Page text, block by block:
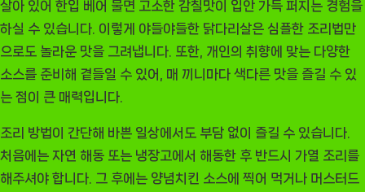
살아 있어 한입 베어 물면 고소한 감칠맛이 입안 가득 퍼지는 경험을
하실 수 있습니다. 이렇게 야들야들한 닭다리살은 심플한 조리법만
으로도 놀라운 맛을 그려냅니다. 또한, 개인의 취향에 맞는 다양한
소스를 준비해 곁들일 수 있어, 매 끼니마다 색다른 맛을 즐길 수 있
는 점이 큰 매력입니다.
조리 방법이 간단해 바쁜 일상에서도 부담 없이 즐길 수 있습니다.
처음에는 자연 해동 또는 냉장고에서 해동한 후 반드시 가열 조리를
해주셔야 합니다. 그 후에는 양념치킨 소스에 찍어 먹거나 머스터드